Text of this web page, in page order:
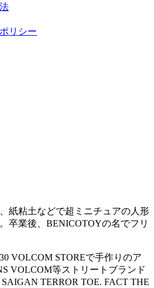
リシー
紙粘土などで超ミニチュアの人形
卒業後、BENICOTOYの名でフリ
VOLCOM STOREで手作りのア
VOLCOM等ストリートブランド
TERROR TOE. FACT THE